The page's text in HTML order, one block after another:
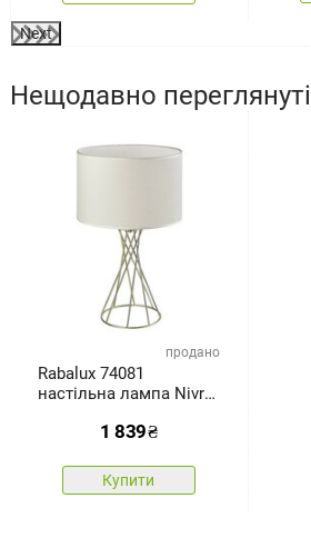
Next
Нещодавно переглянуті
продано
Rabalux 74081
настільна лампа Nivra,
1 839₴
Купити